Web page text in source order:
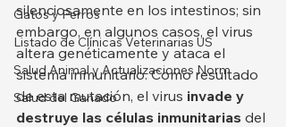
Gatos y Perros
Listado de Clínicas Veterinarias US
Salud Animal y Actualizaciones Norm
Salud del Ganado
silenciosamente en los intestinos; sin
embargo, en algunos casos, el virus
altera genéticamente y ataca el
sistema inmunitario. Como resultado
de esta mutación, el virus invade y
destruye las células inmunitarias del